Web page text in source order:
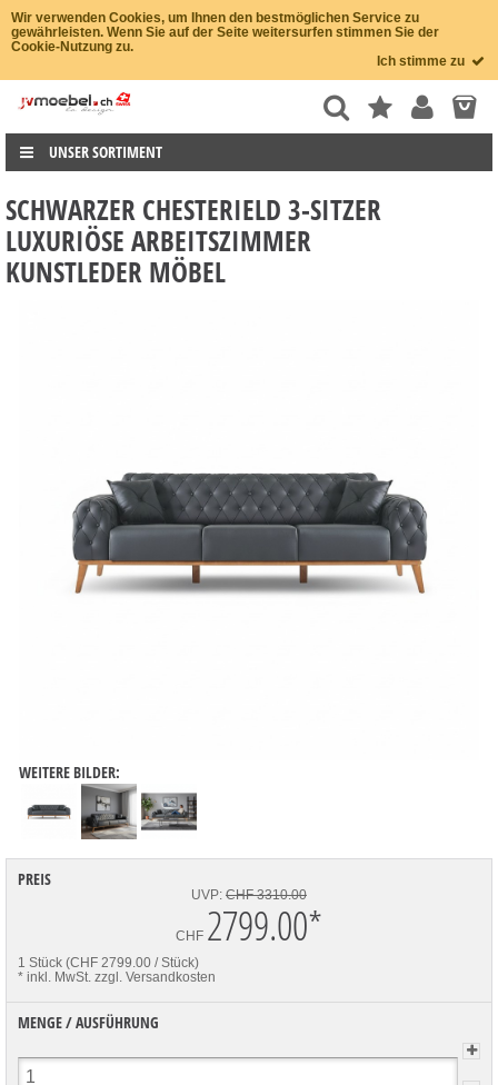
Wir verwenden Cookies, um Ihnen den bestmöglichen Service zu
gewährleisten. Wenn Sie auf der Seite weitersurfen stimmen Sie der
Cookie-Nutzung zu.
Ich stimme zu
UNSER SORTIMENT
SCHWARZER CHESTERIELD 3-SITZER
LUXURIÖSE ARBEITSZIMMER
KUNSTLEDER MÖBEL
WEITERE BILDER:
PREIS
UVP: CHF 3310.00
CHF 2799.00*
1 Stück (CHF 2799.00 / Stück)
* inkl. MwSt. zzgl. Versandkosten
MENGE / AUSFÜHRUNG